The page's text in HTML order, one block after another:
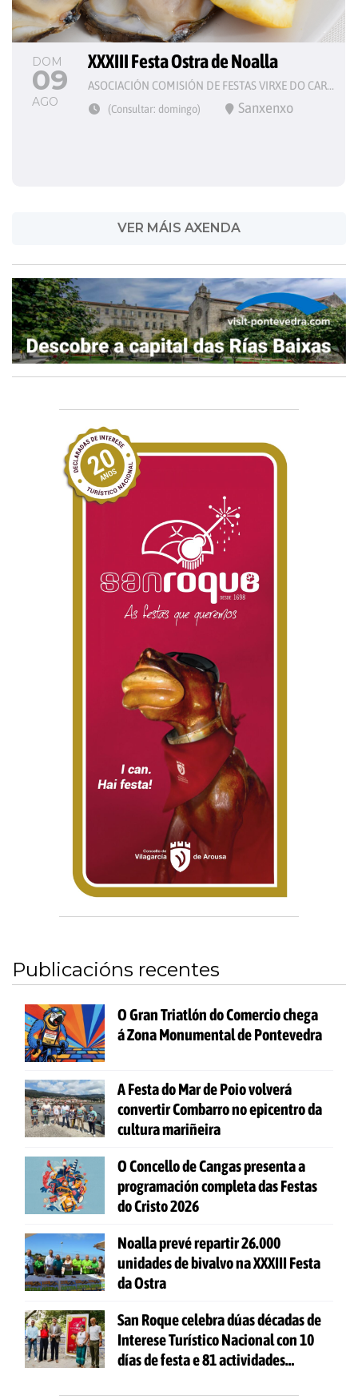
DOM
09
AGO
XXXIII Festa Ostra de Noalla
ASOCIACIÓN COMISIÓN DE FESTAS VIRXE DO CARME
(Consultar: domingo) Sanxenxo
VER MÁIS AXENDA
Publicacións recentes
O Gran Triatlón do Comercio chega
á Zona Monumental de Pontevedra
A Festa do Mar de Poio volverá
convertir Combarro no epicentro da
cultura mariñeira
O Concello de Cangas presenta a
programación completa das Festas
do Cristo 2026
Noalla prevé repartir 26.000
unidades de bivalvo na XXXIII Festa
da Ostra
San Roque celebra dúas décadas de
Interese Turístico Nacional con 10
días de festa e 81 actividades